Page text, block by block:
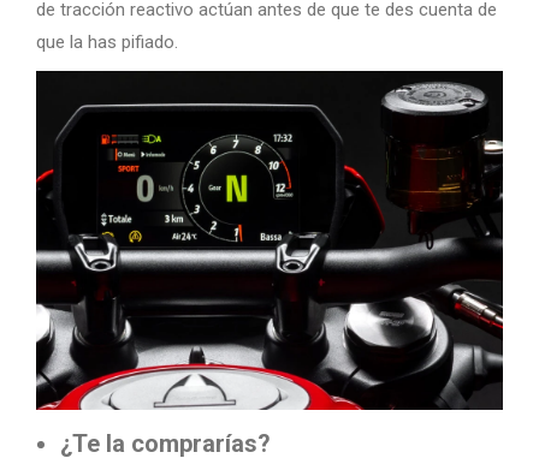
de tracción reactivo actúan antes de que te des cuenta de
que la has pifiado.
¿Te la comprarías?